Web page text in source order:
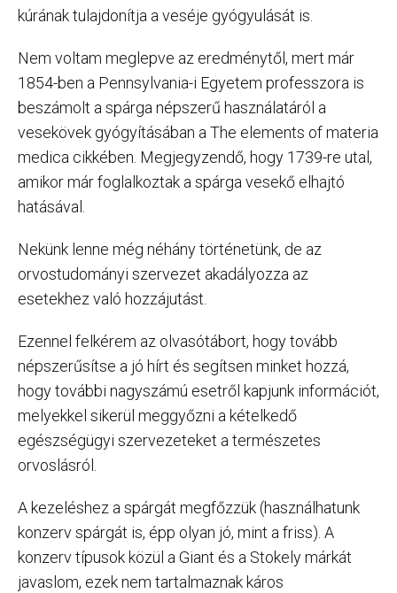
kúrának tulajdonítja a veséje gyógyulását is.
Nem voltam meglepve az eredménytől, mert már
1854-ben a Pennsylvania-i Egyetem professzora is
beszámolt a spárga népszerű használatáról a
vesekövek gyógyításában a The elements of materia
medica cikkében. Megjegyzendő, hogy 1739-re utal,
amikor már foglalkoztak a spárga vesekő elhajtó
hatásával.
Nekünk lenne még néhány történetünk, de az
orvostudományi szervezet akadályozza az
esetekhez való hozzájutást.
Ezennel felkérem az olvasótábort, hogy tovább
népszerűsítse a jó hírt és segítsen minket hozzá,
hogy további nagyszámú esetről kapjunk információt,
melyekkel sikerül meggyőzni a kételkedő
egészségügyi szervezeteket a természetes
orvoslásról.
A kezeléshez a spárgát megfőzzük (használhatunk
konzerv spárgát is, épp olyan jó, mint a friss). A
konzerv típusok közül a Giant és a Stokely márkát
javaslom, ezek nem tartalmaznak káros